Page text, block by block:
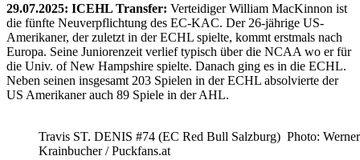
29.07.2025: ICEHL Transfer: Verteidiger William MacKinnon ist
die fünfte Neuverpflichtung des EC-KAC. Der 26-jährige US-
Amerikaner, der zuletzt in der ECHL spielte, kommt erstmals nach
Europa. Seine Juniorenzeit verlief typisch über die NCAA wo er für
die Univ. of New Hampshire spielte. Danach ging es in die ECHL.
Neben seinen insgesamt 203 Spielen in der ECHL absolvierte der
US Amerikaner auch 89 Spiele in der AHL.
Travis ST. DENIS #74 (EC Red Bull Salzburg) Photo: Werner
Krainbucher / Puckfans.at